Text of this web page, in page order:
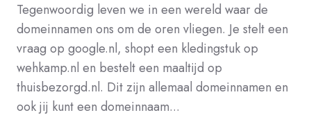
Tegenwoordig leven we in een wereld waar de
domeinnamen ons om de oren vliegen. Je stelt een
vraag op google.nl, shopt een kledingstuk op
wehkamp.nl en bestelt een maaltijd op
thuisbezorgd.nl. Dit zijn allemaal domeinnamen en
ook jij kunt een domeinnaam...